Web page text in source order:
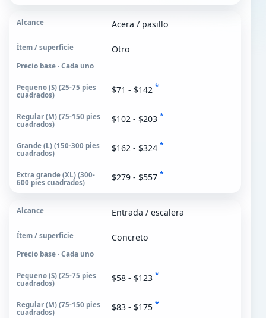
Acera / pasillo
Otro
Precio base · Cada uno
$71 - $142 *
$102 - $203 *
$162 - $324 *
$279 - $557 *
Entrada / escalera
Concreto
Precio base · Cada uno
$58 - $123 *
$83 - $175 *